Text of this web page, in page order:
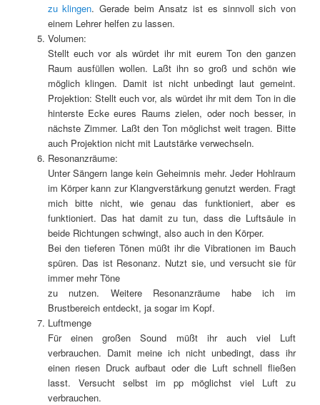
zu klingen. Gerade beim Ansatz ist es sinnvoll sich von
einem Lehrer helfen zu lassen.
Volumen:
Stellt euch vor als würdet ihr mit eurem Ton den ganzen
Raum ausfüllen wollen. Laßt ihn so groß und schön wie
möglich klingen. Damit ist nicht unbedingt laut gemeint.
Projektion: Stellt euch vor, als würdet ihr mit dem Ton in die
hinterste Ecke eures Raums zielen, oder noch besser, in
nächste Zimmer. Laßt den Ton möglichst weit tragen. Bitte
auch Projektion nicht mit Lautstärke verwechseln.
Resonanzräume:
Unter Sängern lange kein Geheimnis mehr. Jeder Hohlraum
im Körper kann zur Klangverstärkung genutzt werden. Fragt
mich bitte nicht, wie genau das funktioniert, aber es
funktioniert. Das hat damit zu tun, dass die Luftsäule in
beide Richtungen schwingt, also auch in den Körper.
Bei den tieferen Tönen müßt ihr die Vibrationen im Bauch
spüren. Das ist Resonanz. Nutzt sie, und versucht sie für
immer mehr Töne
zu nutzen. Weitere Resonanzräume habe ich im
Brustbereich entdeckt, ja sogar im Kopf.
Luftmenge
Für einen großen Sound müßt ihr auch viel Luft
verbrauchen. Damit meine ich nicht unbedingt, dass ihr
einen riesen Druck aufbaut oder die Luft schnell fließen
lasst. Versucht selbst im pp möglichst viel Luft zu
verbrauchen.